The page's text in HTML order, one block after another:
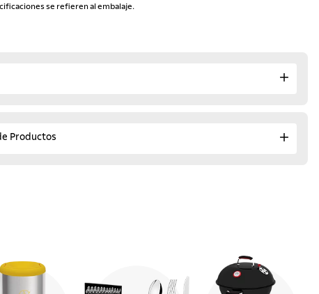
se refieren al embalaje.
Productos